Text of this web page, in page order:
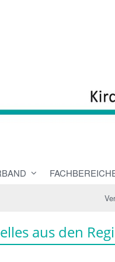
aus den